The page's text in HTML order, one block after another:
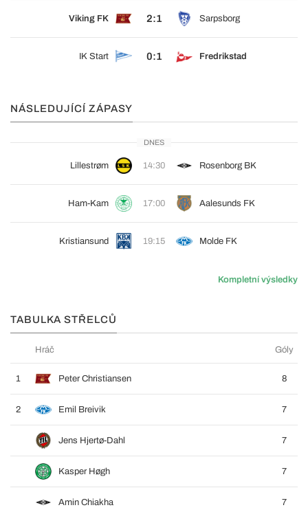
Viking FK 2:1 Sarpsborg
IK Start 0:1 Fredrikstad
NÁSLEDUJÍCÍ ZÁPASY
DNES
Lillestrøm 14:30 Rosenborg BK
Ham-Kam 17:00 Aalesunds FK
Kristiansund 19:15 Molde FK
Kompletní výsledky
TABULKA STŘELCŮ
Hráč Góly
1 Peter Christiansen 8
2 Emil Breivik 7
Jens Hjertø-Dahl 7
Kasper Høgh 7
Amin Chiakha 7